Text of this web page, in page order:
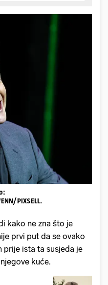
PIXSELL.
kako ne zna što je
prvi put da se ovako
prije ista ta susjeda je
kuće.